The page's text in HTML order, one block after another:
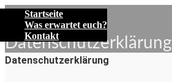
Startseite
Was erwartet euch?
Kontakt
Datenschutzerklärung
Datenschutzerklärung